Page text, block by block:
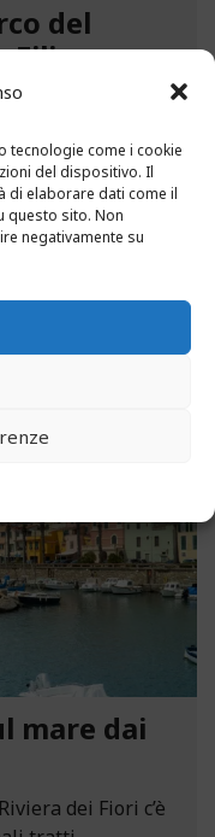
tecnologie come i cookie
del dispositivo. Il
di elaborare dati come il
questo sito. Non
negativamente su
del
Filippo
parlando del
Novaro” di
Un tempo
mare dai
dei Fiori c’è